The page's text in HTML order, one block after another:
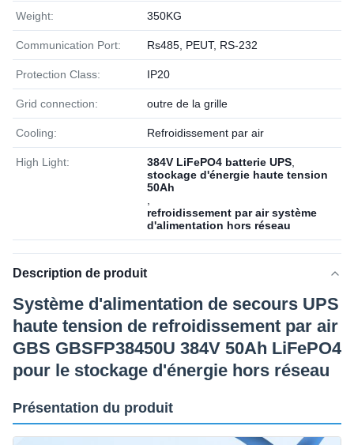
Weight: 350KG
Communication Port: Rs485, PEUT, RS-232
Protection Class: IP20
Grid connection: outre de la grille
Cooling: Refroidissement par air
High Light: 384V LiFePO4 batterie UPS
stockage d'énergie haute tension
50Ah
refroidissement par air système
d'alimentation hors réseau
Description de produit
Système d'alimentation de secours UPS
haute tension de refroidissement par air
GBS GBSFP38450U 384V 50Ah LiFePO4
pour le stockage d'énergie hors réseau
Présentation du produit